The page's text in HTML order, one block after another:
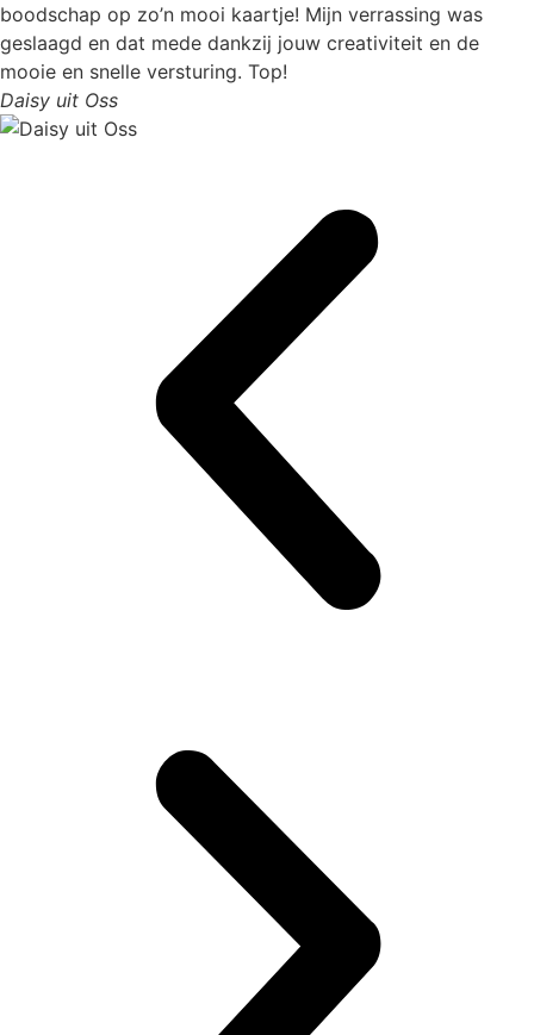
boodschap op zo’n mooi kaartje! Mijn verrassing was
geslaagd en dat mede dankzij jouw creativiteit en de
mooie en snelle versturing. Top!
Daisy uit Oss